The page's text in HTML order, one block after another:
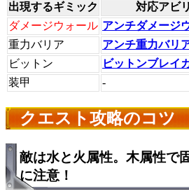
出現するギミック
対応アビ
ダメージウォール アンチダメージ
重力バリア
アンチ重力バリ
ビットン
ビットンブレイ
装甲
-
クエスト攻略のコツ
敵は水と火属性。木属性で
に注意！